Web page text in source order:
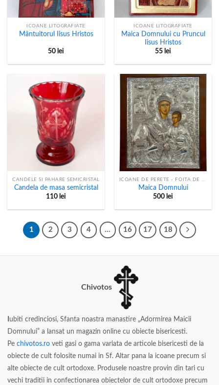
ICOANE LITOGRAFIATE
Mântuitorul Iisus Hristos
50 lei
ICOANE LITOGRAFIATE
Maica Domnului cu Pruncul
Iisus Hristos
55 lei
CANDELE SI PAHARE SEMICRISTAL
Candela de masa semicristal
110 lei
Maica Domnului
500 lei
1 2 3 4 … 16 17 18
Chivotos
ubiti credinciosi, Sfanta noastra manastire „Adormirea Maicii
Domnului” a lansat un magazin online cu obiecte bisericesti.
Pe chivotos.ro veti gasi o gama variata de articole bisericesti de la
obiecte de cult folosite numai in Sf. Altar pana la icoane precum si
alte obiecte de cult ortodoxe. Produsele noastre provin din tari cu
vechi traditii in confectionarea obiectelor de cult ortodoxe precum